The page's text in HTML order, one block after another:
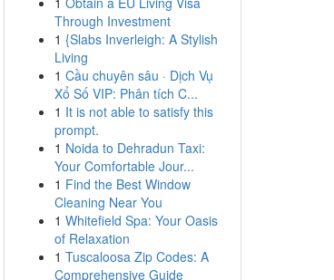
Through Investment
1 {Slabs Inverleigh: A Stylish
Living
1 Cầu chuyên sâu · Dịch Vụ
Xổ Số VIP: Phân tích C...
1 It is not able to satisfy this
prompt.
1 Noida to Dehradun Taxi:
Your Comfortable Jour...
1 Find the Best Window
Cleaning Near You
1 Whitefield Spa: Your Oasis
of Relaxation
1 Tuscaloosa Zip Codes: A
Comprehensive Guide